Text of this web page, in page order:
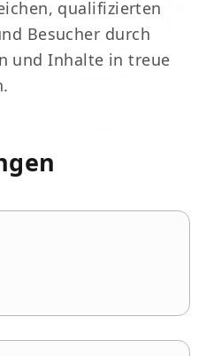
qualifizierten
Besucher durch
und Inhalte in treue